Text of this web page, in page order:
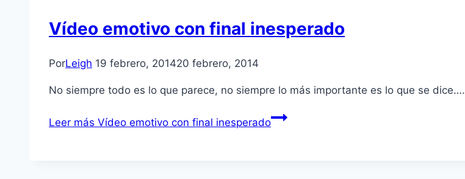
Vídeo emotivo con final inesperado
PorLeigh 19 febrero, 201420 febrero, 2014
No siempre todo es lo que parece, no siempre lo más importante es lo que se dice….
Leer más Vídeo emotivo con final inesperado